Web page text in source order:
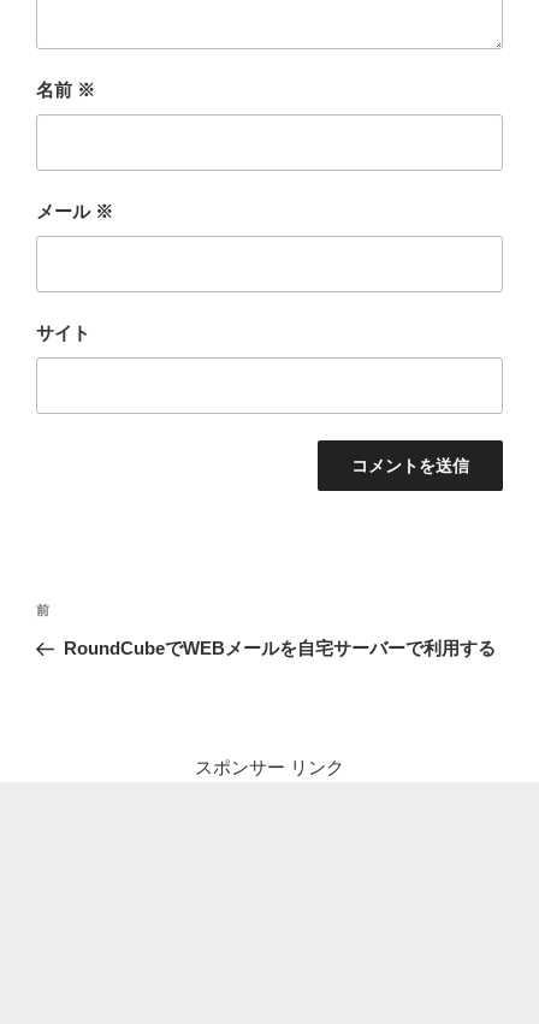
名前 ※
メール ※
サイト
投
ナ
前
の
前
RoundCubeでWEBメールを自宅サーバーで利用する
スポンサー リンク